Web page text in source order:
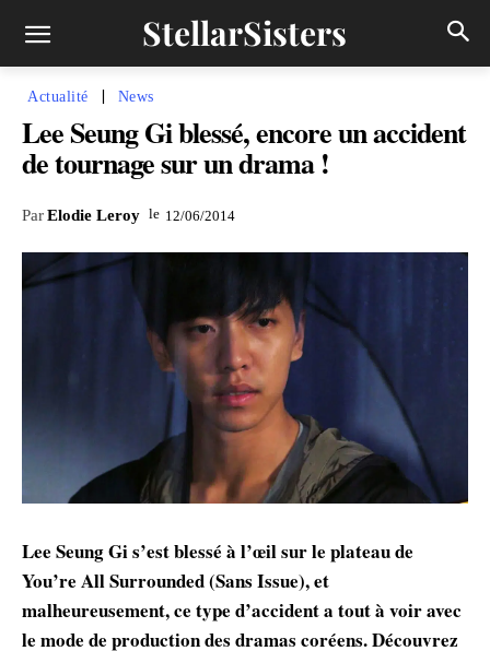
StellarSisters
Actualité News
Lee Seung Gi blessé, encore un accident
de tournage sur un drama !
ParElodie Leroy le 12/06/2014
Lee Seung Gi s’est blessé à l’œil sur le plateau de
You’re All Surrounded (Sans Issue), et
malheureusement, ce type d’accident a tout à voir avec
le mode de production des dramas coréens. Découvrez